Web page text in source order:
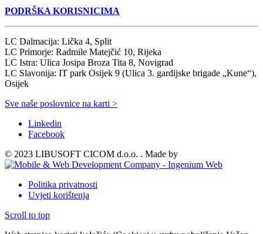
PODRŠKA KORISNICIMA
LC Dalmacija: Lička 4, Split
LC Primorje: Radmile Matejčić 10, Rijeka
LC Istra: Ulica Josipa Broza Tita 8, Novigrad
LC Slavonija: IT park Osijek 9 (Ulica 3. gardijske brigade „Kune“),
Osijek
Sve naše poslovnice na karti >
Linkedin
Facebook
© 2023 LIBUSOFT CICOM d.o.o. . Made by
Politika privatnosti
Uvjeti korištenja
Scroll to top